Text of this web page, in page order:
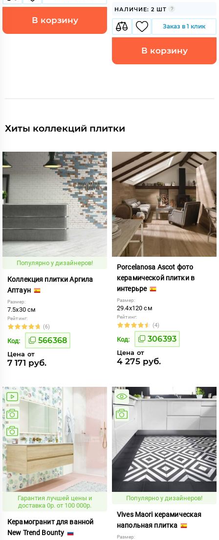
В корзину
НАЛИЧИЕ: 2 ШТ
Заказ в 1 клик
В корзину
Хиты коллекций плитки
Популярно у дизайнеров!
Коллекция плитки Аргила
Аптаун
Размер:
7.5x30 см
Рейтинг:
(6)
Код: 566368
Цена от
7 171 руб.
Porcelanosa Ascot фото
керамической плитки в
интерьре
Размер:
29.4x120 см
Рейтинг:
(4)
Код: 306393
Цена от
4 275 руб.
Гарантия лучшей цены и
доставка 0р. от 100 000р.
Керамогранит для ванной
New Trend Bounty
Популярно у дизайнеров!
Vives Maori керамическая
напольная плитка
Размер: